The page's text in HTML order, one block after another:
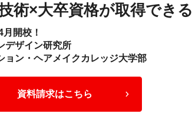
術×大卒資格が取得できる
開校！
デザイン研究所
ョン・ヘアメイクカレッジ大学部
資料請求はこちら